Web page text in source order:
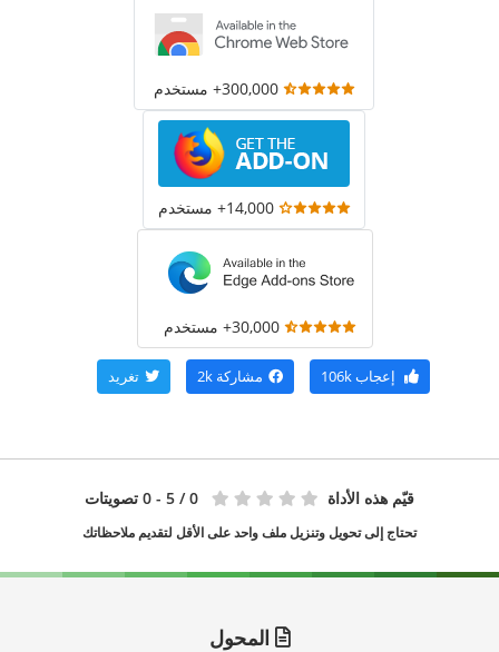
300,000+ مستخدم
14,000+ مستخدم
30,000+ مستخدم
إعجاب106k مشاركة 2k تغريد
قيّم هذه الأداة 0 / 5 - 0 تصويتات
تحتاج إلى تحويل وتنزيل ملف واحد على الأقل لتقديم ملاحظاتك
المحول